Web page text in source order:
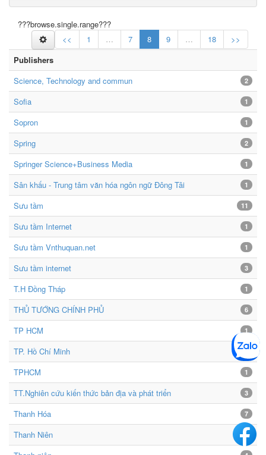
???browse.single.range???
<<
1 … 7 8 9 … 18
>>
Publishers
Science, Technology and commun
2
Sofia 1
Sopron 1
Spring 2
Springer Science+Business Media 1
Sân khấu - Trung tâm văn hóa ngôn ngữ Đông Tâi 1
Sưu tầm 11
Sưu tầm Internet 1
Sưu tầm Vnthuquan.net 1
Sưu tầm internet 3
T.H Đồng Tháp 1
THỦ TƯỚNG CHÍNH PHỦ 6
TP HCM 1
TP. Hồ Chí Minh 1
TPHCM 1
TT.Nghiên cứu kiến thức bản địa và phát triển 3
Thanh Hóa 7
Thanh Niên 4